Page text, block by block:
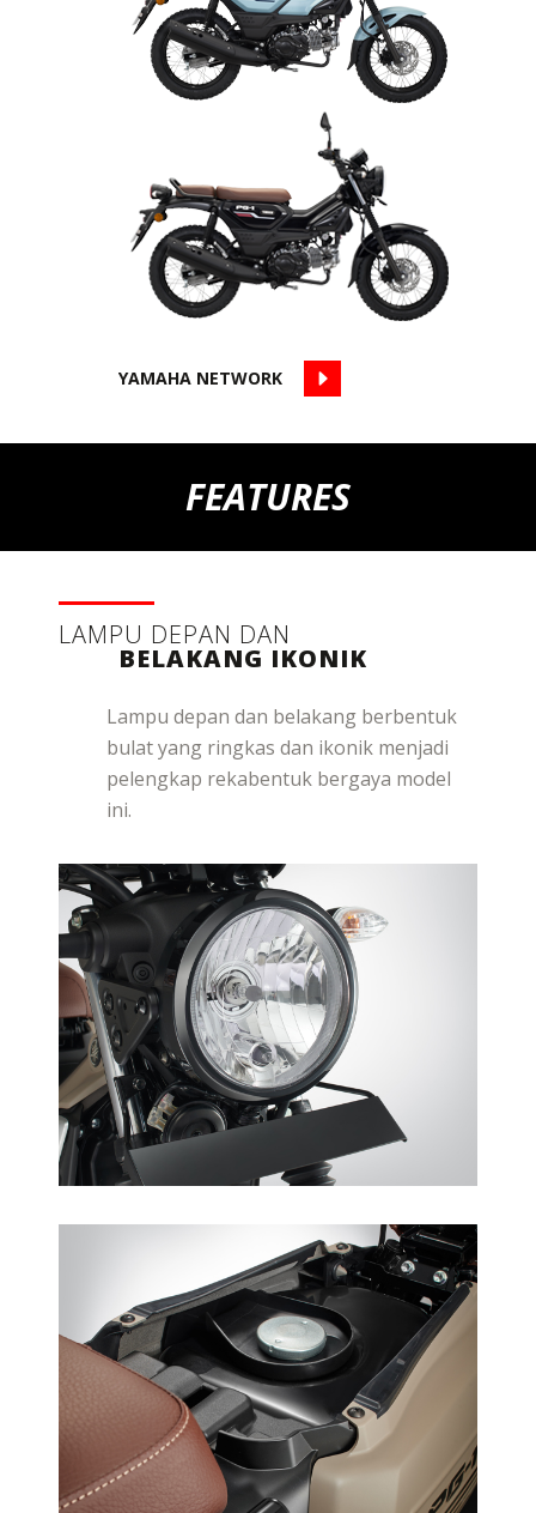
YAMAHA NETWORK
FEATURES
LAMPU DEPAN DAN
BELAKANG IKONIK
Lampu depan dan belakang berbentuk
bulat yang ringkas dan ikonik menjadi
pelengkap rekabentuk bergaya model
ini.